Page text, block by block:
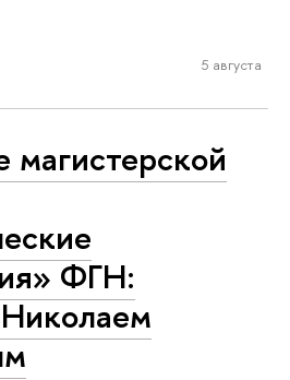
5 августа
ФГН: